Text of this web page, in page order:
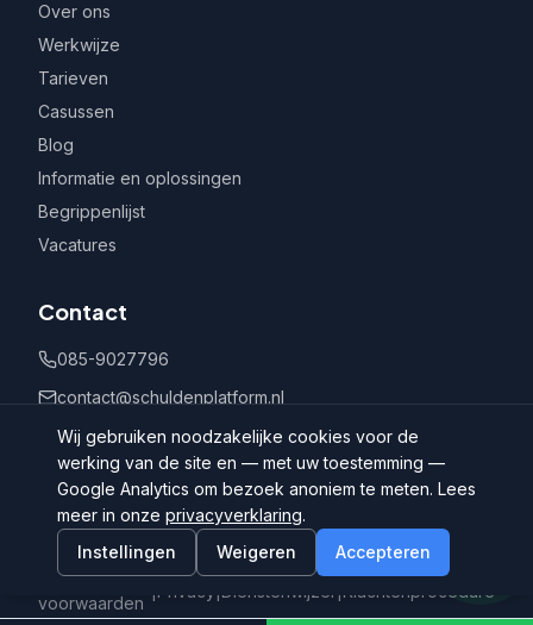
Over ons
Werkwijze
Tarieven
Casussen
Blog
Informatie en oplossingen
Begrippenlijst
Vacatures
Contact
085-9027796
contact@schuldenplatform.nl
Postbus 802, 7400 AV Deventer
©
Schuldenplatform.nl
Algemene
voorwaarden
|Privacy |Dienstenwijzer |Klachtenprocedure
Wij gebruiken noodzakelijke cookies voor de
werking van de site en — met uw toestemming —
Google Analytics om bezoek anoniem te meten. Lees
meer in onze privacyverklaring.
Instellingen
Weigeren Accepteren